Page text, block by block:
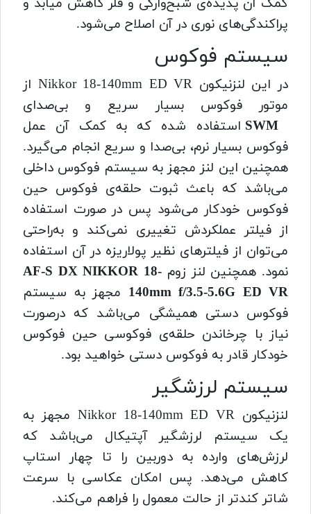
پراکندگی‌های نوری در ‌آن اصلاح می‌شود.
سیستم فوکوس
در این لنزنیکون Nikkor 18-140mm ED VR از
موتور فوکوس بسیار سریع و بی‌صدای
SWM استفاده شده که به کمک آن عمل
فوکوس بسیار نرم، بی‌صدا و سریع انجام می‌گیرد.
همچنین این لنز مجهز به سیستم فوکوس داخلی
می‌باشد که باعث ثبوت حلقه‌ی فوکوس حین
فوکوس خودکار می‌شود پس در صورت استفاده
از فیلتر عملکردش تغییری نمی‌کند و به‌راحتی
می‌توان از فیلتر‌های نظیر پولاریزه در آن استفاده
نمود. همچنین لنز زوم AF-S DX NIKKOR 18-
140mm f/3.5-5.6G ED VR مجهز به سیستم
فوکوس دستی همیشگی می‌باشد که درصورت
نیاز با چرخاندن حلقه‌ی فوکوسی حین فوکوس
خودکار قادر به فوکوس دستی خواهید بود.
سیستم لرزشگیر
لنزنیکون Nikkor 18-140mm ED VR مجهز به
یک سیستم لرزشگیر آپتیکال می‌باشد که
لرزش‌های وارده به دوربین را تا چهار استاپ
کاهش می‌دهد. پس امکان عکاسی با سرعت
شاتر کند‌تر از حالت معمول را فراهم می‌کند.